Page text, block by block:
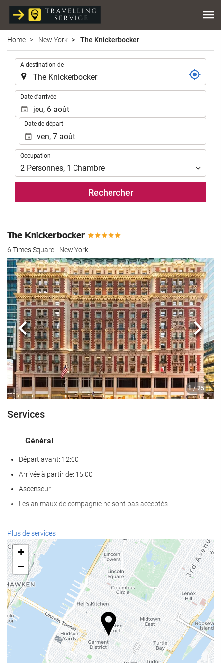
Home New York The Knickerbocker
A destination de
Date d'arrivée
Date de départ
Occupation
Occupation
2 Personnes, 1 Chambre
Rechercher
The Knickerbocker
6 Times Square - New York
1 / 25
Précédent
Services
Général
Départ avant: 12:00
Arrivée à partir de: 15:00
Ascenseur
Les animaux de compagnie ne sont pas acceptés
Nourriture et boissons
Restaurant à la carte
Bar
Café sur place
Services de réception
Réception ouverte 24h/24
Plus de services
+
−